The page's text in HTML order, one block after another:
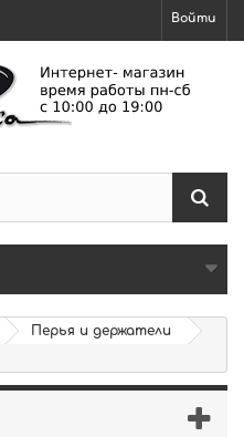
Войти
Перья и держатели